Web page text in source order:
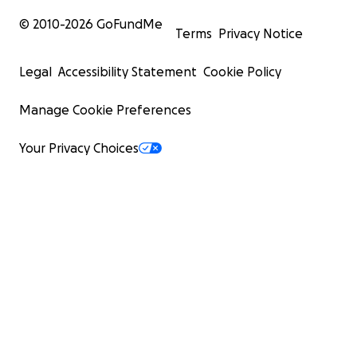
© 2010-2026 GoFundMe
Terms Privacy Notice
Legal Accessibility Statement Cookie Policy
Manage Cookie Preferences
Your Privacy Choices